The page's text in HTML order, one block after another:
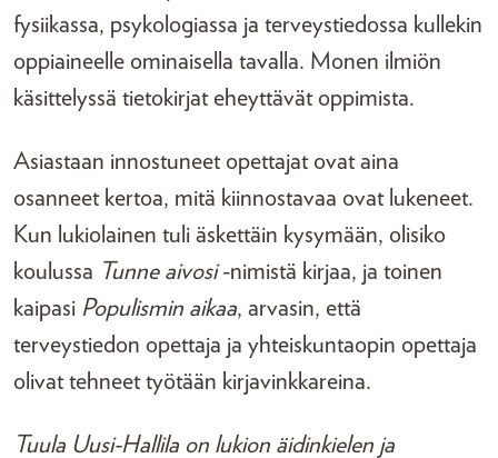
fysiikassa, psykologiassa ja terveystiedossa kullekin
oppiaineelle ominaisella tavalla. Monen ilmiön
käsittelyssä tietokirjat eheyttävät oppimista.
Asiastaan innostuneet opettajat ovat aina
osanneet kertoa, mitä kiinnostavaa ovat lukeneet.
Kun lukiolainen tuli äskettäin kysymään, olisiko
koulussa Tunne aivosi-nimistä kirjaa, ja toinen
kaipasi Populismin aikaa, arvasin, että
terveystiedon opettaja ja yhteiskuntaopin opettaja
olivat tehneet työtään kirjavinkkareina.
Tuula Uusi-Hallila on lukion äidinkielen ja